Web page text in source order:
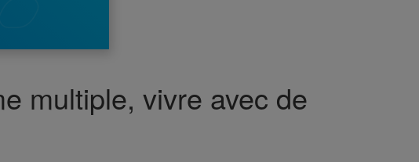
multiple, vivre avec de